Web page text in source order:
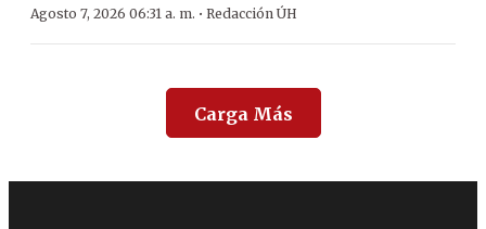
Agosto 7, 2026 06:31 a. m. · Redacción ÚH
Carga Más